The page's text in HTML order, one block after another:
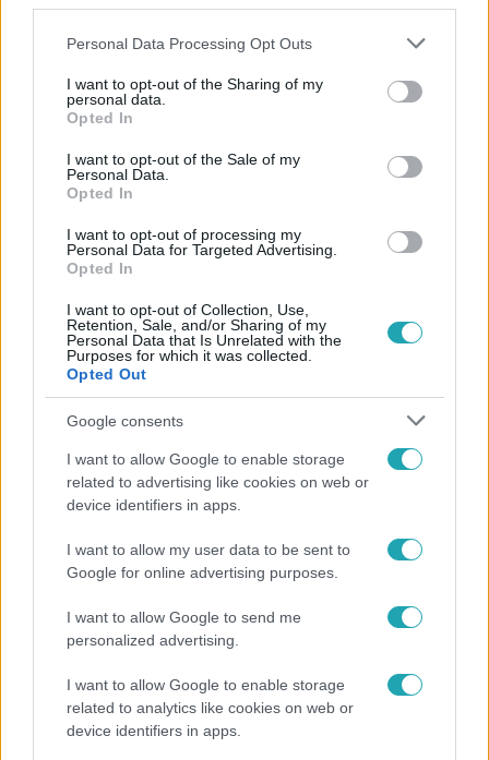
Please note that this website/app uses one or more Google
not limited to your visit or usage behaviour. You may click to
grant or deny consent to Google and its third-party tags to
use your data for below specified purposes in below Google
consent section.
Personal Data Processing Opt Outs
I want to opt-out of the Sharing of my
personal data.
Opted In
I want to opt-out of the Sale of my
Personal Data.
Opted In
I want to opt-out of processing my
Personal Data for Targeted Advertising.
Opted In
I want to opt-out of Collection, Use,
Retention, Sale, and/or Sharing of my
Personal Data that Is Unrelated with the
Purposes for which it was collected.
Opted Out
Google consents
I want to allow Google to enable storage
related to advertising like cookies on web or
device identifiers in apps.
I want to allow my user data to be sent to
Google for online advertising purposes.
I want to allow Google to send me
personalized advertising.
I want to allow Google to enable storage
related to analytics like cookies on web or
device identifiers in apps.
NYERŐ PÁROS #VIDEÓ #ADÁSRÉSZLETEK
CURTIS #JOE
SZIMPÁTIASZAVAZÁS #FESZÜLTSÉG
Népszerű
2:56
Költségcsökkentés és kieső támogató szerződések
- ezekre panaszkodott a Fradi elnöke egy zártkörű